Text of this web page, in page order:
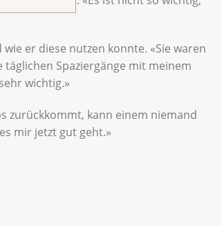
er diese nutzen konnte. «Sie waren
Spaziergänge mit meinem
wichtig.»
zurückkommt, kann einem niemand
mir jetzt gut geht.»